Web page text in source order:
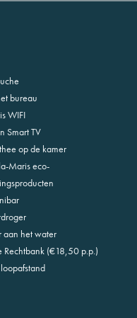
bureau
WIFI
Smart TV
op de kamer
Maris eco-
aan het water
Rechtbank (€18,50 p.p.)